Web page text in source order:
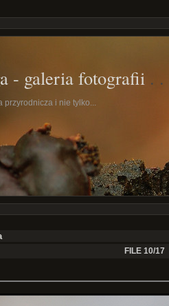
- galeria fotografii
przyrodnicza i nie tylko...
FILE 10/17